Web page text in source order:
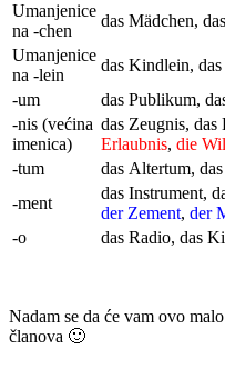
Umanjenice
na -chen
das Mädchen,
Umanjenice
na -lein
das Kindlein,
-um
das Publikum,
-nis (većina
imenica)
das Zeugnis,
Erlaubnis, die
-tum
das Altertum,
-ment
das Instrument,
der Zement, der
-o
das Radio, das
Nadam se da će vam ovo
članova 🙂